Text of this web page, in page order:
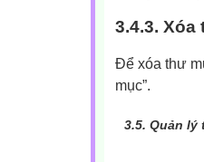
3.4.3. Xóa
Để xóa thư
mục”.
3.5. Quản lý